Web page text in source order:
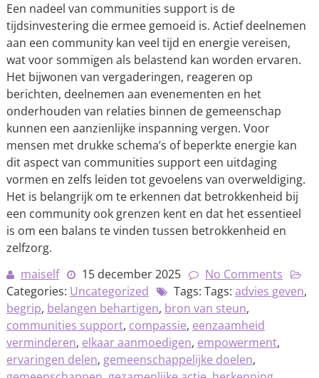
Een nadeel van communities support is de
tijdsinvestering die ermee gemoeid is. Actief deelnemen
aan een community kan veel tijd en energie vereisen,
wat voor sommigen als belastend kan worden ervaren.
Het bijwonen van vergaderingen, reageren op
berichten, deelnemen aan evenementen en het
onderhouden van relaties binnen de gemeenschap
kunnen een aanzienlijke inspanning vergen. Voor
mensen met drukke schema’s of beperkte energie kan
dit aspect van communities support een uitdaging
vormen en zelfs leiden tot gevoelens van overweldiging.
Het is belangrijk om te erkennen dat betrokkenheid bij
een community ook grenzen kent en dat het essentieel
is om een balans te vinden tussen betrokkenheid en
zelfzorg.
maiself
15 december 2025
No Comments
Categories: Uncategorized Tags: Tags: advies geven,
begrip, belangen behartigen, bron van steun,
communities support, compassie, eenzaamheid
verminderen, elkaar aanmoedigen, empowerment,
ervaringen delen, gemeenschappelijke doelen,